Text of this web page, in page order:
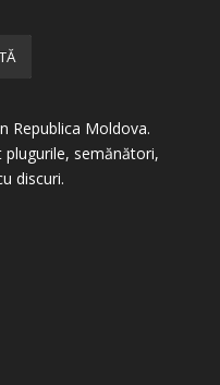
Republica Moldova.
semănători,
discuri.